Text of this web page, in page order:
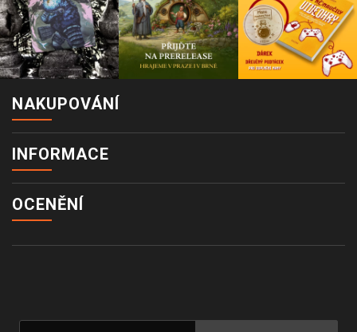
NAKUPOVÁNÍ
INFORMACE
OCENĚNÍ